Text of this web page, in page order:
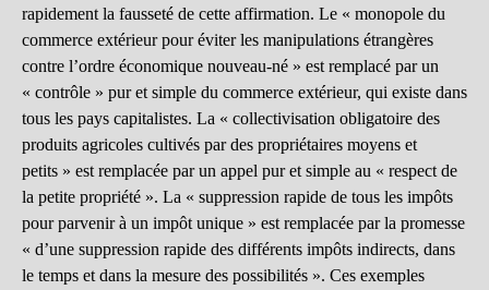
rapidement la fausseté de cette affirmation. Le « monopole du
commerce extérieur pour éviter les manipulations étrangères
contre l’ordre économique nouveau-né » est remplacé par un
« contrôle » pur et simple du commerce extérieur, qui existe dans
tous les pays capitalistes. La « collectivisation obligatoire des
produits agricoles cultivés par des propriétaires moyens et
petits » est remplacée par un appel pur et simple au « respect de
la petite propriété ». La « suppression rapide de tous les impôts
pour parvenir à un impôt unique » est remplacée par la promesse
« d’une suppression rapide des différents impôts indirects, dans
le temps et dans la mesure des possibilités ». Ces exemples